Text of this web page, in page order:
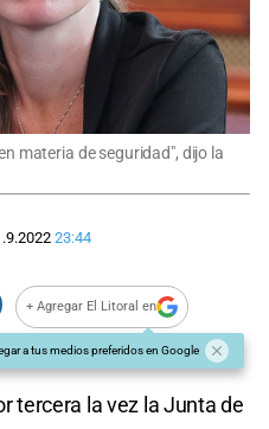
materia de seguridad", dijo la
23:44
+ Agregar El Litoral en
a tus medios preferidos en Google
tercera la vez la Junta de